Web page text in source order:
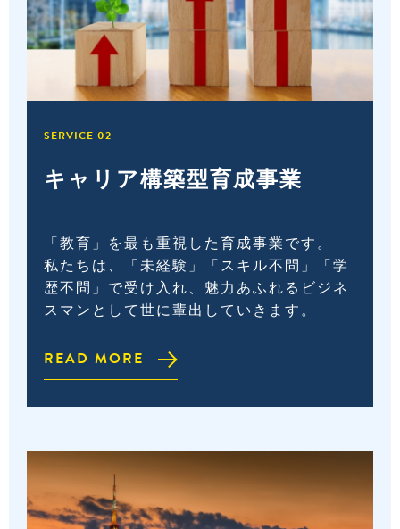
SERVICE 02
キャリア構築型育成事業
「教育」を最も重視した育成事業です。
私たちは、「未経験」「スキル不問」「学
歴不問」で受け入れ、魅力あふれるビジネ
スマンとして世に輩出していきます。
READ MORE